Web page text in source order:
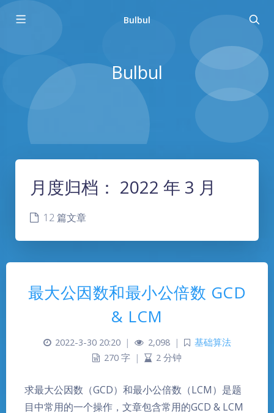
Bulbul
Bulbul
月度归档： 2022 年 3 月
12 篇文章
最大公因数和最小公倍数 GCD
& LCM
2022-3-30 20:20 | 2,098 |
基础算法
270 字 | 2 分钟
求最大公因数（GCD）和最小公倍数（LCM）是题
目中常用的一个操作，文章包含常用的GCD & LCM